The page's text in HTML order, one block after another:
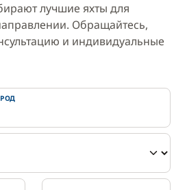
лучшие яхты для
Обращайтесь,
и индивидуальные